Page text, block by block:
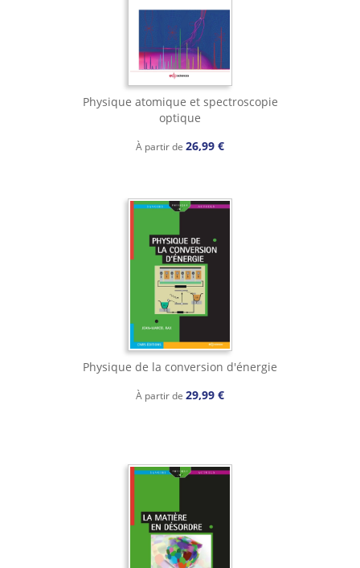
Physique atomique et spectroscopie
optique
À partir de 26,99 €
Physique de la conversion d'énergie
À partir de 29,99 €